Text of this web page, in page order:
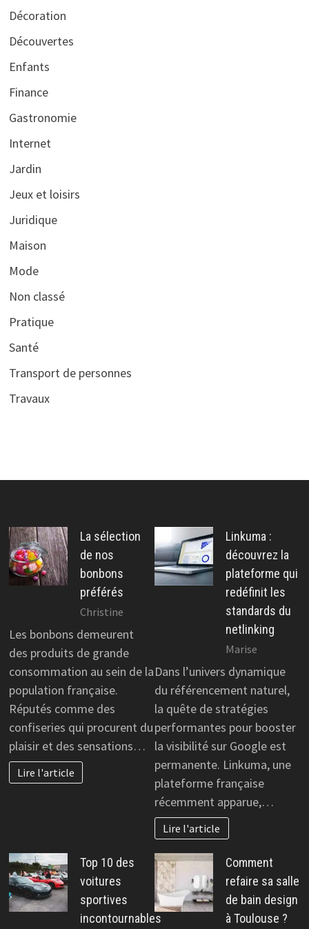
Décoration
Découvertes
Enfants
Finance
Gastronomie
Internet
Jardin
Jeux et loisirs
Juridique
Maison
Mode
Non classé
Pratique
Santé
Transport de personnes
Travaux
La sélection
de nos
bonbons
préférés
Christine
Les bonbons demeurent
des produits de grande
consommation au sein de la
population française.
Réputés comme des
confiseries qui procurent du
plaisir et des sensations…
Lire l'article
Linkuma :
découvrez la
plateforme qui
redéfinit les
standards du
netlinking
Marise
Dans l’univers dynamique
du référencement naturel,
la quête de stratégies
performantes pour booster
la visibilité sur Google est
permanente. Linkuma, une
plateforme française
récemment apparue,…
Lire l'article
Top 10 des
voitures
sportives
incontournables
Comment
refaire sa salle
de bain design
à Toulouse ?